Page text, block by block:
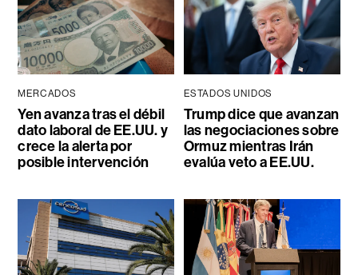
MERCADOS
Yen avanza tras el débil
dato laboral de EE.UU. y
crece la alerta por
posible intervención
ESTADOS UNIDOS
Trump dice que avanzan
las negociaciones sobre
Ormuz mientras Irán
evalúa veto a EE.UU.